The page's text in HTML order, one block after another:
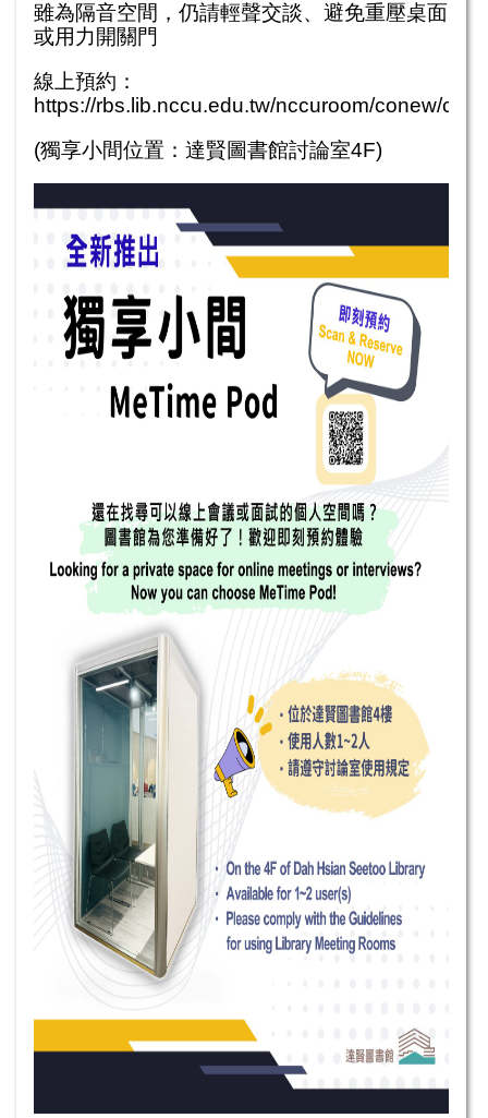
雖為隔音空間，仍請輕聲交談、避免重壓桌面
或用力開關門
線上預約：
https://rbs.lib.nccu.edu.tw/nccuroom/conew/
(獨享小間位置：達賢圖書館討論室4F)